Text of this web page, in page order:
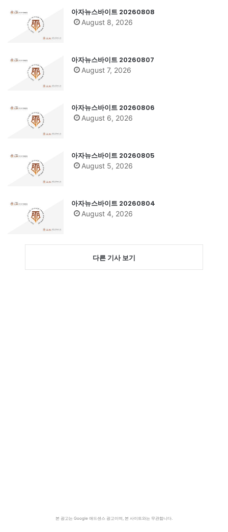
아자뉴스바이트 20260808
August 8, 2026
아자뉴스바이트 20260807
August 7, 2026
아자뉴스바이트 20260806
August 6, 2026
아자뉴스바이트 20260805
August 5, 2026
아자뉴스바이트 20260804
August 4, 2026
다른 기사 보기
본 광고는 Google 애드센스 광고이며, 본 사이트와는 무관합니다.